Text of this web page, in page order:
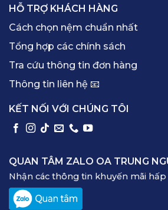
HỖ TRỢ KHÁCH HÀNG
Cách chọn nệm chuẩn nhất
Tổng hợp các chính sách
Tra cứu thông tin đơn hàng
Thông tin liên hệ 📧
KẾT NỐI VỚI CHÚNG TÔI
QUAN TÂM ZALO OA TRUNG
Nhận các thông tin khuyến mãi hấp